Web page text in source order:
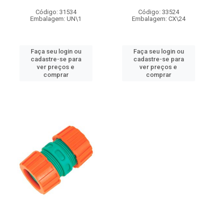
Código: 31534
Embalagem: UN\1
Faça seu login ou
cadastre-se para
ver preços e
comprar
Código: 33524
Embalagem: CX\24
Faça seu login ou
cadastre-se para
ver preços e
comprar